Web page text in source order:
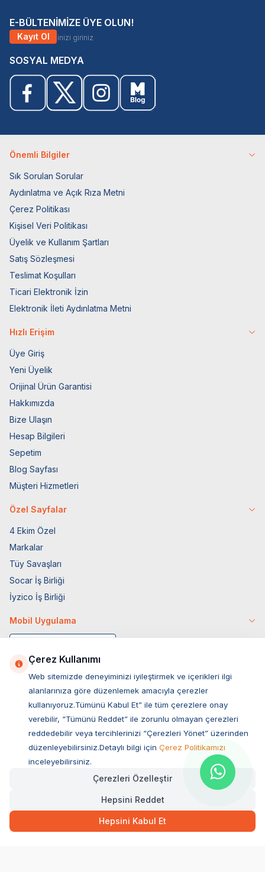
499,00TL Hızlı Teslimat
SEPETE EKLE
E-BÜLTENİMİZE ÜYE OLUN!
Kayıt Ol
SOSYAL MEDYA
Önemli Bilgiler
Sık Sorulan Sorular
Aydınlatma ve Açık Rıza Metni
Çerez Politikası
Kişisel Veri Politikası
Üyelik ve Kullanım Şartları
Satış Sözleşmesi
Teslimat Koşulları
Ticari Elektronik İzin
Elektronik İleti Aydınlatma Metni
Hızlı Erişim
Üye Giriş
Yeni Üyelik
Orijinal Ürün Garantisi
Hakkımızda
Bize Ulaşın
Hesap Bilgileri
Sepetim
Blog Sayfası
Müşteri Hizmetleri
Özel Sayfalar
4 Ekim Özel
Markalar
Tüy Savaşları
Socar İş Birliği
İyzico İş Birliği
Mobil Uygulama
Müşteri Hizmetleri
Sıkça Sorulan Sorular
Ovacık Mah. Hacıoğlu Sok. No:13 Başiskele / KOCAELİ
Müşteri Destek Hattı
Çerez Kullanımı
Web sitemizde deneyiminizi iyileştirmek ve içerikleri ilgi
alanlarınıza göre düzenlemek amacıyla çerezler
kullanıyoruz.Tümünü Kabul Et” ile tüm çerezlere onay
verebilir, “Tümünü Reddet” ile zorunlu olmayan çerezleri
reddedebilir veya tercihlerinizi “Çerezleri Yönet” üzerinden
düzenleyebilirsiniz.Detaylı bilgi için Çerez Politikamızı
inceleyebilirsiniz.
Çerezleri Özelleştir
Hepsini Reddet
Hepsini Kabul Et